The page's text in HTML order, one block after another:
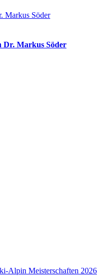
Markus Söder
Dr. Markus Söder
Alpin Meisterschaften 2026